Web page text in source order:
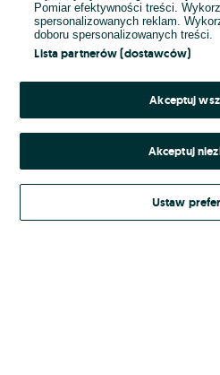
Hasło
Kontynuując za pośrednictwem jednego
Regulamin serwisu
Pomiar efektywności treści.
spersonalizowanych reklam.
doboru spersonalizowanych treści.
Lista partnerów (dostawców)
Akceptuj
Akceptuj
Ustaw